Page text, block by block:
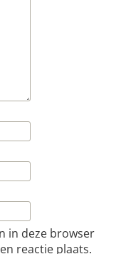
in deze browser
reactie plaats.